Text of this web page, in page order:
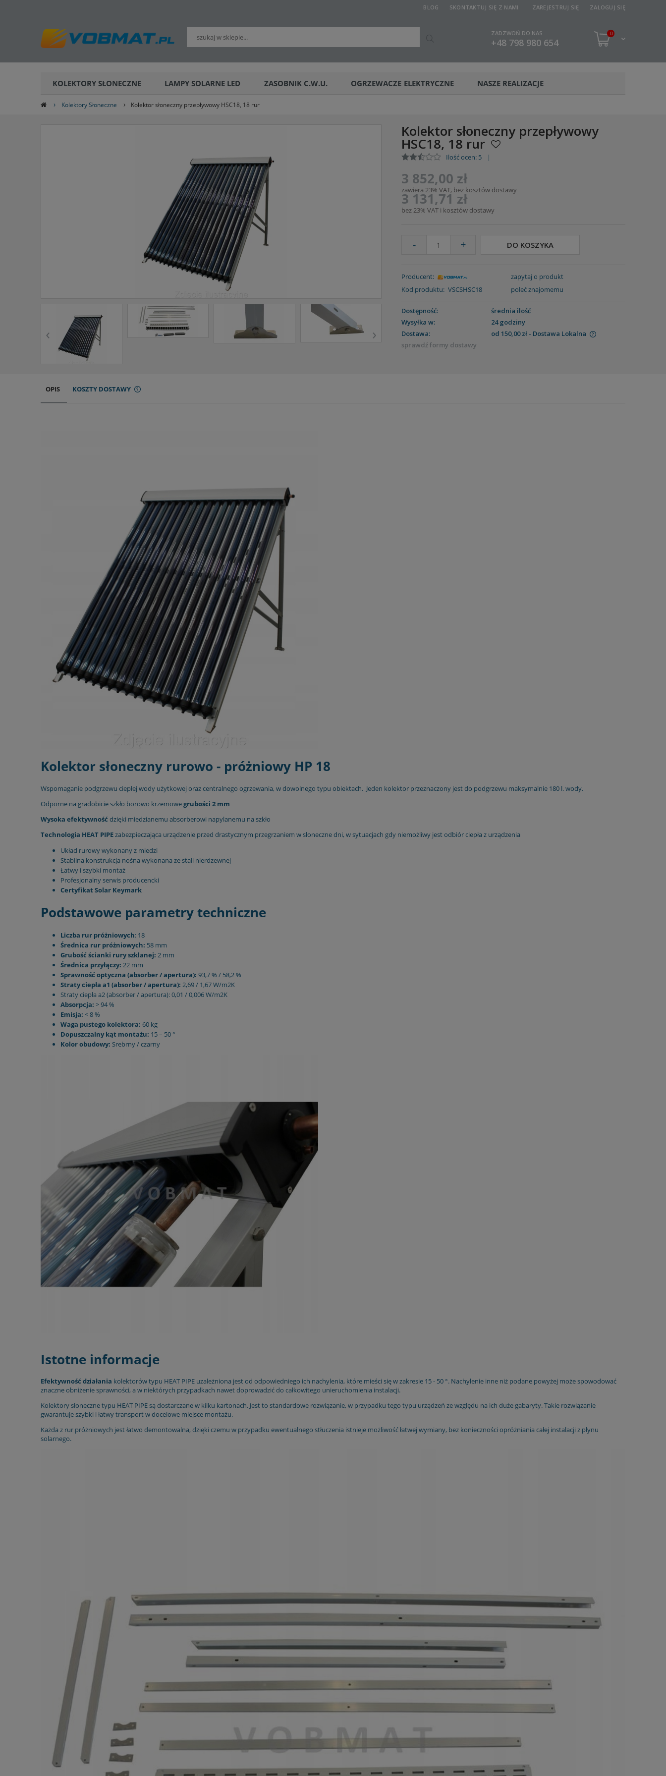
ZAREJESTRUJ SIĘ ZALOGUJ SIĘ
BLOG SKONTAKTUJ SIĘ Z NAMI
ZADZWOŃ DO NAS
+48 798 980 654
0
KOLEKTORY SŁONECZNE LAMPY SOLARNE LED ZASOBNIK C.W.U. OGRZEWACZE ELEKTRYCZNE NASZE REALIZACJE
› Kolektory Słoneczne › Kolektor słoneczny przepływowy HSC18, 18 rur
‹ ›
Kolektor słoneczny przepływowy
HSC18, 18 rur
Ilość ocen: 5 |
3 852,00 zł
zawiera 23% VAT, bez kosztów dostawy
3 131,71 zł
bez 23% VAT i kosztów dostawy
- + DO KOSZYKA
Producent:
Kod produktu: VSCSHSC18
zapytaj o produkt
poleć znajomemu
Dostępność:
średnia ilość
Wysyłka w:
24 godziny
Dostawa:
od 150,00 zł - Dostawa Lokalna
sprawdź formy dostawy
OPIS KOSZTY DOSTAWY
Kolektor słoneczny rurowo - próżniowy HP 18
Wspomaganie podgrzewu ciepłej wody użytkowej oraz centralnego ogrzewania, w dowolnego typu obiektach. Jeden kolektor przeznaczony jest do podgrzewu maksymalnie 180 l. wody.
Odporne na gradobicie szkło borowo krzemowegrubości 2 mm
Wysoka efektywność dzięki miedzianemu absorberowi napylanemu na szkło
Technologia HEAT PIPEzabezpieczająca urządzenie przed drastycznym przegrzaniem w słoneczne dni, w sytuacjach gdy niemożliwy jest odbiór ciepła z urządzenia
Układ rurowy wykonany z miedzi
Stabilna konstrukcja nośna wykonana ze stali nierdzewnej
Łatwy i szybki montaż
Profesjonalny serwis producencki
Certyfikat Solar Keymark
Podstawowe parametry techniczne
Liczba rur próżniowych: 18
Średnica rur próżniowych: 58 mm
Grubość ścianki rury szklanej: 2 mm
Średnica przyłączy: 22 mm
Sprawność optyczna (absorber / apertura): 93,7 % / 58,2 %
Straty ciepła a1 (absorber / apertura): 2,69 / 1,67 W/m2K
Straty ciepła a2 (absorber / apertura): 0,01 / 0,006 W/m2K
Absorpcja: > 94 %
Emisja: < 8 %
Waga pustego kolektora: 60 kg
Dopuszczalny kąt montażu: 15 – 50 °
Kolor obudowy: Srebrny / czarny
Istotne informacje
Efektywność działania kolektorów typu HEAT PIPE uzależniona jest od odpowiedniego ich nachylenia, które mieści się w zakresie 15 - 50 °. Nachylenie inne niż podane powyżej może spowodować
znaczne obniżenie sprawności, a w niektórych przypadkach nawet doprowadzić do całkowitego unieruchomienia instalacji.
Kolektory słoneczne typu HEAT PIPE są dostarczane w kilku kartonach. Jest to standardowe rozwiązanie, w przypadku tego typu urządzeń ze względu na ich duże gabaryty. Takie rozwiązanie
gwarantuje szybki i łatwy transport w docelowe miejsce montażu.
Każda z rur próżniowych jest łatwo demontowalna, dzięki czemu w przypadku ewentualnego stłuczenia istnieje możliwość łatwej wymiany, bez konieczności opróżniania całej instalacji z płynu
solarnego.